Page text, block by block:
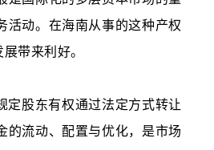
活动。在海南从事的这种产权
带来利好。
定股东有权通过法定方式转让
的流动、配置与优化，是市场